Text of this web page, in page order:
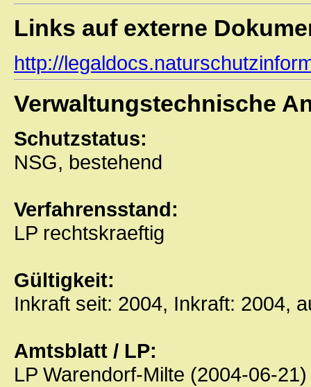
Links auf externe
http://
Verwaltungstechnische
Schutzstatus:
NSG, bestehend
Verfahrensstand:
LP rechtskraeftig
Gültigkeit:
Inkraft seit: 2004, Inkraft: 2004,
Amtsblatt / LP:
LP Warendorf-Milte (2004-06-21)